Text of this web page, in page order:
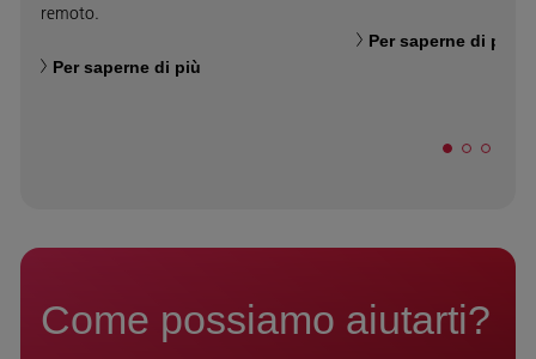
remoto.
Per saperne di più
Per saperne di più
Come possiamo aiutarti?